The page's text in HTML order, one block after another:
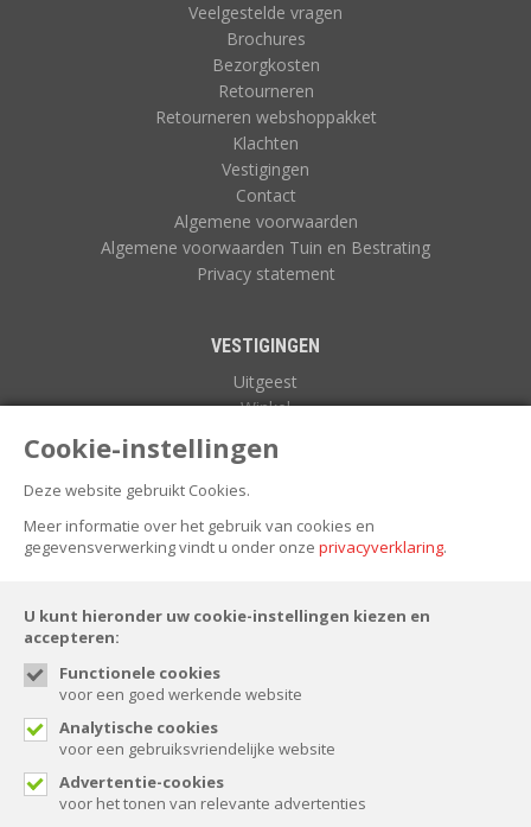
Cookie-instellingen
Deze website gebruikt Cookies.
Meer informatie over het gebruik van cookies en
gegevensverwerking vindt u onder onze privacyverklaring.
U kunt hieronder uw cookie-instellingen kiezen en
accepteren:
Functionele cookies
voor een goed werkende website
Analytische cookies
voor een gebruiksvriendelijke website
Advertentie-cookies
voor het tonen van relevante advertenties
Veelgestelde vragen
Brochures
Bezorgkosten
Retourneren
Retourneren webshoppakket
Klachten
Vestigingen
Contact
Algemene voorwaarden
Algemene voorwaarden Tuin en Bestrating
Privacy statement
VESTIGINGEN
Uitgeest
Winkel
Zuidoostbeemster
FOLLOW US